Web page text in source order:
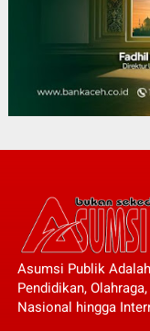
Asumsi Publik
Pendidikan,
Nasional hingga